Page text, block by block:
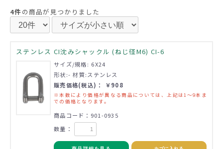
4件の商品が見つかりました
ステンレス CI沈みシャックル (ねじ径M6) CI-6
サイズ/規格: 6X24
形状:- 材質:ステンレス
販売価格(税込)： ￥908
※本数により価格が異なる商品については、上記は1～9本ま
での価格となります。
商品コード：901-0935
数量：